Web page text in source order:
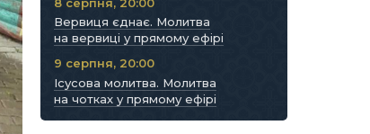
8 серпня, 20:00
Вервиця єднає. Молитва
на вервиці у прямому ефірі
9 серпня, 20:00
Ісусова молитва. Молитва
на чотках у прямому ефірі